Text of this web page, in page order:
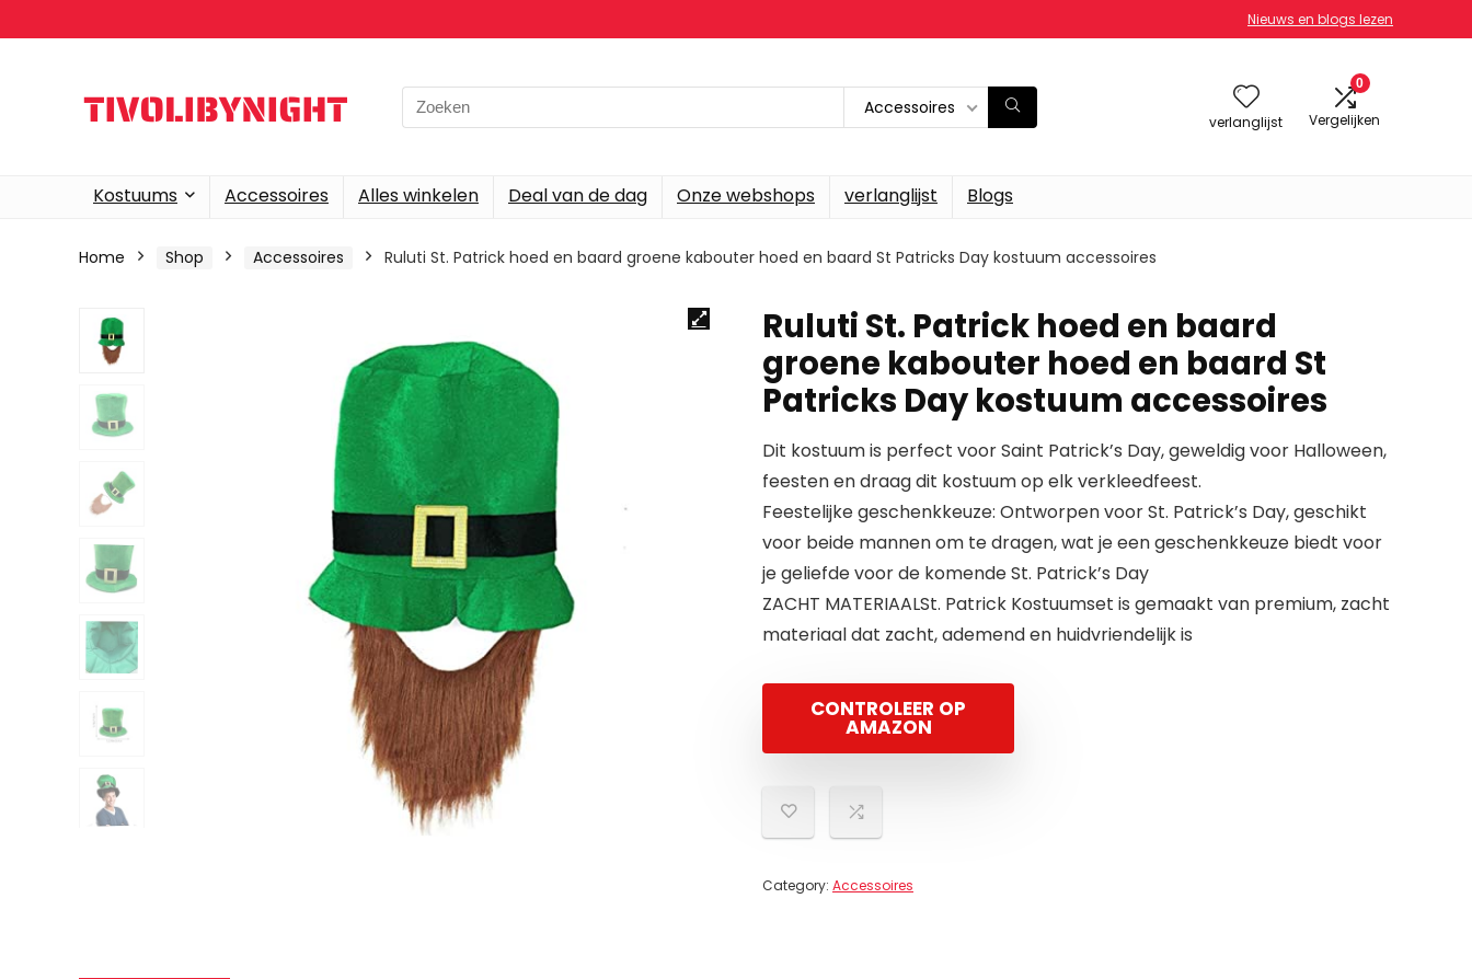
Nieuws en blogs lezen
Search
for:
Accessoires
verlanglijst
0
Vergelijken
Kostuums Accessoires Alles winkelen Deal van de dag Onze webshops verlanglijst Blogs
Home Shop Accessoires Ruluti St. Patrick hoed en baard groene kabouter hoed en baard St Patricks Day kostuum accessoires
Ruluti St. Patrick hoed en baard
groene kabouter hoed en baard St
Patricks Day kostuum accessoires
Dit kostuum is perfect voor Saint Patrick’s Day, geweldig voor Halloween,
feesten en draag dit kostuum op elk verkleedfeest.
Feestelijke geschenkkeuze: Ontworpen voor St. Patrick’s Day, geschikt
voor beide mannen om te dragen, wat je een geschenkkeuze biedt voor
je geliefde voor de komende St. Patrick’s Day
ZACHT MATERIAALSt. Patrick Kostuumset is gemaakt van premium, zacht
materiaal dat zacht, ademend en huidvriendelijk is
CONTROLEER OP
AMAZON
Category: Accessoires